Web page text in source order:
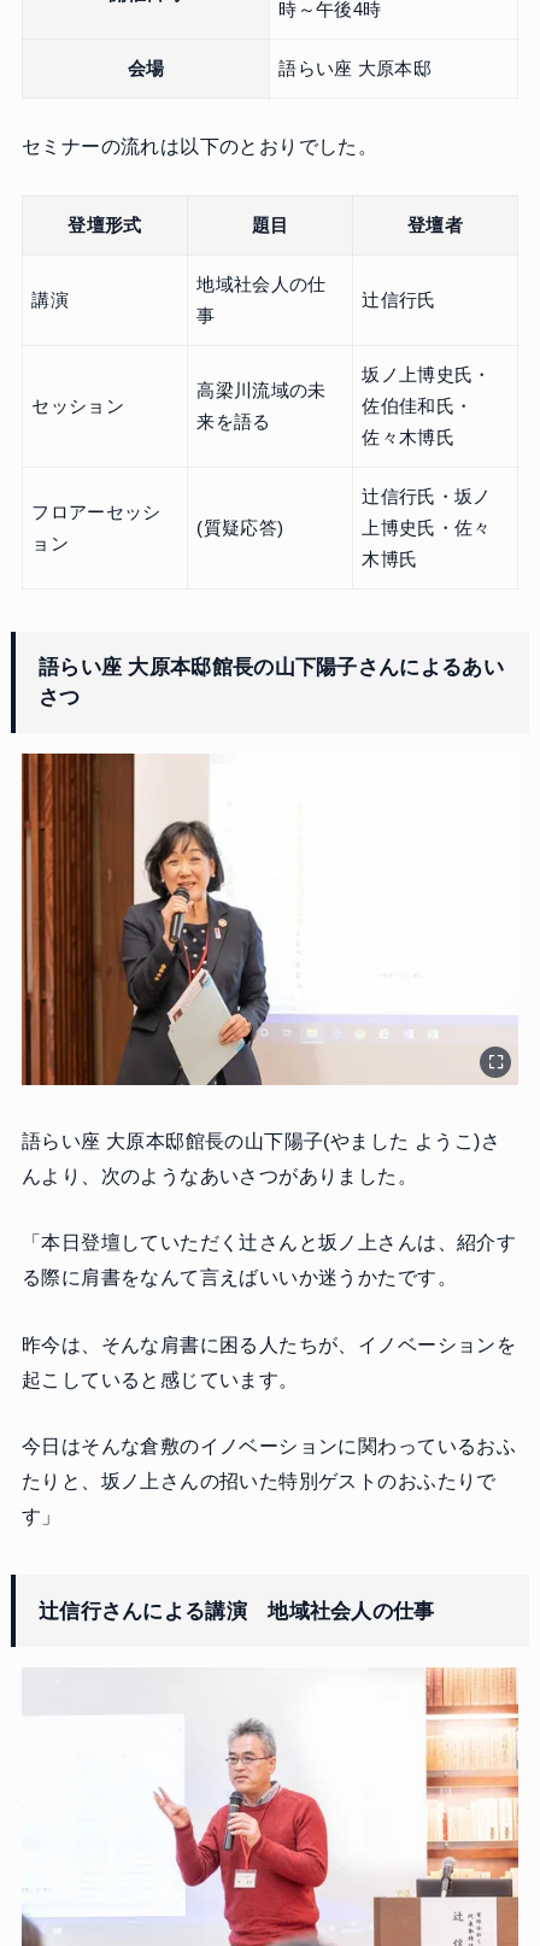
時～午後4時
会場 語らい座 大原本邸
セミナーの流れは以下のとおりでした。
登壇形式 題目 登壇者
講演
地域社会人の仕
事
辻信行氏
セッション
高梁川流域の未
来を語る
坂ノ上博史氏・
佐伯佳和氏・
佐々木博氏
フロアーセッシ
ョン
(質疑応答)
辻信行氏・坂ノ
上博史氏・佐々
木博氏
語らい座 大原本邸館長の山下陽子さんによるあい
さつ
語らい座 大原本邸館長の山下陽子(やました ようこ)さ
んより、次のようなあいさつがありました。
「本日登壇していただく辻さんと坂ノ上さんは、紹介す
る際に肩書をなんて言えばいいか迷うかたです。
昨今は、そんな肩書に困る人たちが、イノベーションを
起こしていると感じています。
今日はそんな倉敷のイノベーションに関わっているおふ
たりと、坂ノ上さんの招いた特別ゲストのおふたりで
す」
辻信行さんによる講演 地域社会人の仕事